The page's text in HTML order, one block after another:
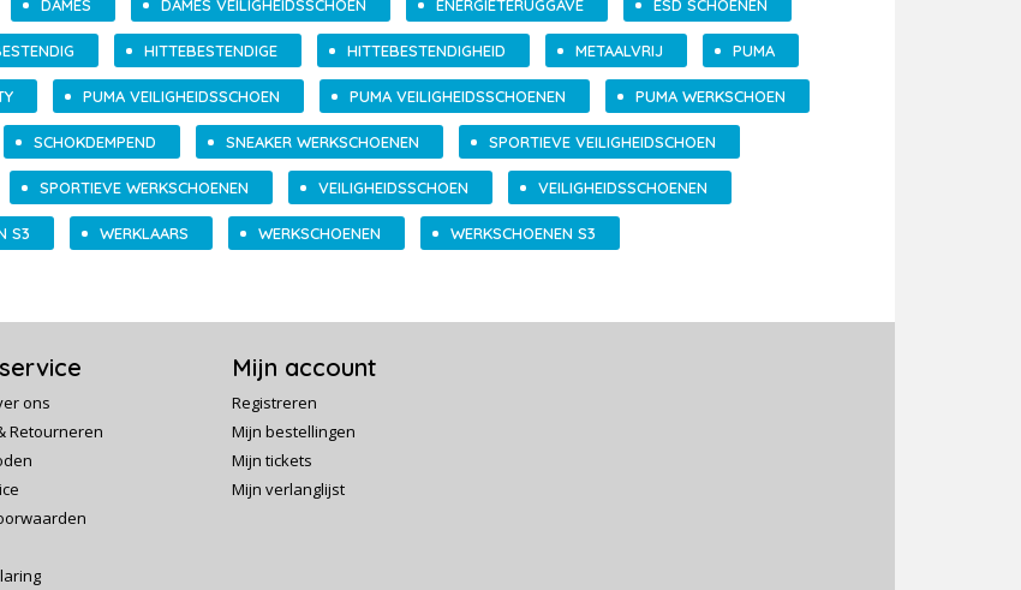
DAMES DAMES VEILIGHEIDSSCHOEN ENERGIETERUGGAVE ESD SCHOENEN
HITTEBESTENDIGE HITTEBESTENDIGHEID METAALVRIJ PUMA
PUMA VEILIGHEIDSSCHOEN PUMA VEILIGHEIDSSCHOENEN PUMA WERKSCHOEN
SCHOKDEMPEND SNEAKER WERKSCHOENEN SPORTIEVE VEILIGHEIDSCHOEN
SPORTIEVE WERKSCHOENEN VEILIGHEIDSSCHOEN VEILIGHEIDSSCHOENEN
S3 WERKLAARS WERKSCHOENEN WERKSCHOENEN S3
ons
Retourneren
Mijn account
Registreren
Mijn bestellingen
Mijn tickets
Mijn verlanglijst